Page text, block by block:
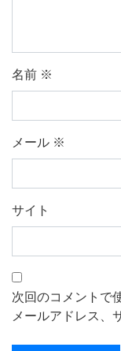
名前 ※
メール ※
サイト
次回のコメントで
メールアドレス、